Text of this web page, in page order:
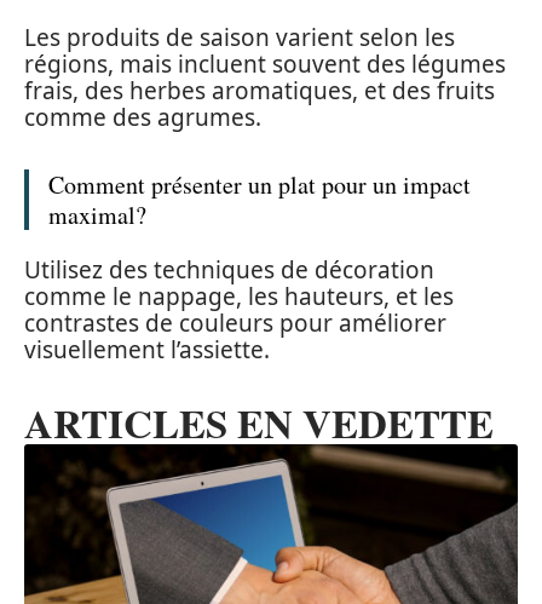
Les produits de saison varient selon les
régions, mais incluent souvent des légumes
frais, des herbes aromatiques, et des fruits
comme des agrumes.
Comment présenter un plat pour un impact
maximal?
Utilisez des techniques de décoration
comme le nappage, les hauteurs, et les
contrastes de couleurs pour améliorer
visuellement l’assiette.
ARTICLES EN VEDETTE